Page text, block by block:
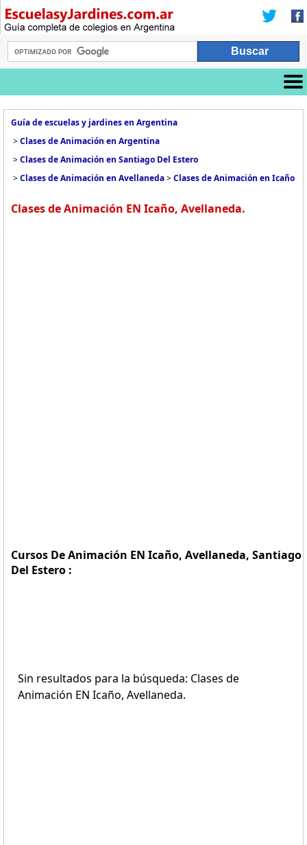
Guía de escuelas y jardines en Argentina
>Clases de Animación en Argentina
>Clases de Animación en Santiago Del Estero
>Clases de Animación en Avellaneda>Clases de Animación en Icaño
Clases de Animación EN Icaño, Avellaneda.
Cursos De Animación EN Icaño, Avellaneda, Santiago
Del Estero :
Sin resultados para la búsqueda: Clases de
Animación EN Icaño, Avellaneda.